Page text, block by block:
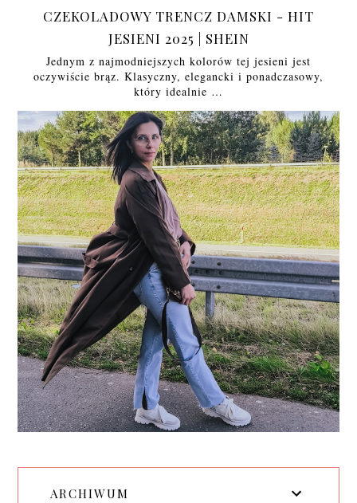
CZEKOLADOWY TRENCZ DAMSKI - HIT
JESIENI 2025 | SHEIN
Jednym z najmodniejszych kolorów tej jesieni jest
oczywiście brąz. Klasyczny, elegancki i ponadczasowy,
który idealnie …
ARCHIWUM